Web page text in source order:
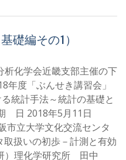
礎編その1）
析化学会近畿支部主催の下
年度「ぶんせき講習会」
統計手法～統計の基礎と
日 2018年5月11日
市立大学文化交流センタ
扱いの初歩－計測と有効
）理化学研究所 田中